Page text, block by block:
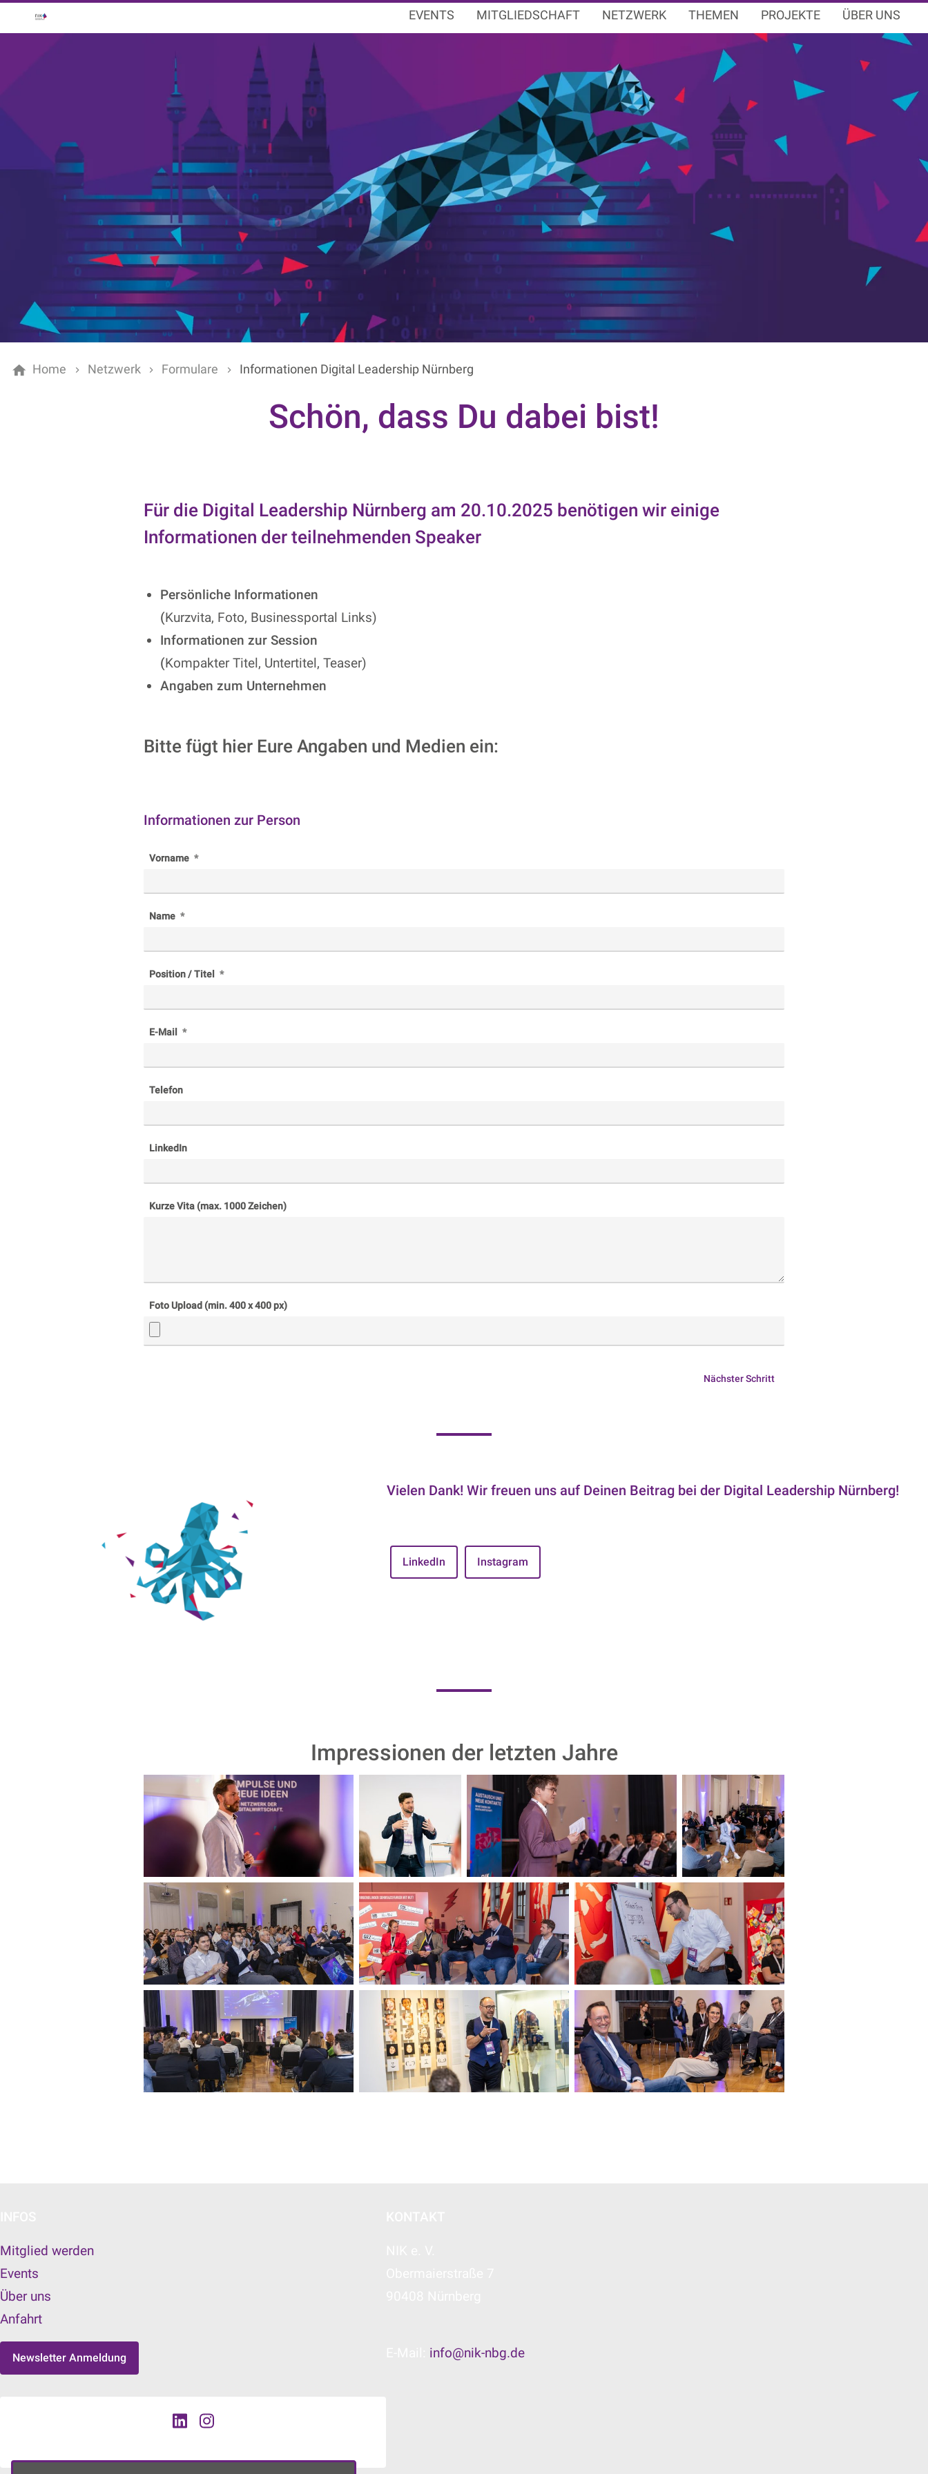
EVENTS MITGLIEDSCHAFT NETZWERK THEMEN PROJEKTE ÜBER UNS
Home Netzwerk Formulare Informationen Digital Leadership Nürnberg
Schön, dass Du dabei bist!
Für die Digital Leadership Nürnberg am 20.10.2025 benötigen wir einige
Informationen der teilnehmenden Speaker
Persönliche Informationen
(Kurzvita, Foto, Businessportal Links)
Informationen zur Session
(Kompakter Titel, Untertitel, Teaser)
Angaben zum Unternehmen
Bitte fügt hier Eure Angaben und Medien ein:
Informationen zur Person
Vorname
Name
Position / Titel
E-Mail
Telefon
LinkedIn
Kurze Vita (max. 1000 Zeichen)
Foto Upload (min. 400 x 400 px)
Nächster Schritt
Vielen Dank! Wir freuen uns auf Deinen Beitrag bei der Digital Leadership Nürnberg!
LinkedIn Instagram
Impressionen der letzten Jahre
Mitglied werden
Events
Über uns
Anfahrt
Newsletter Anmeldung info@nik-nbg.de